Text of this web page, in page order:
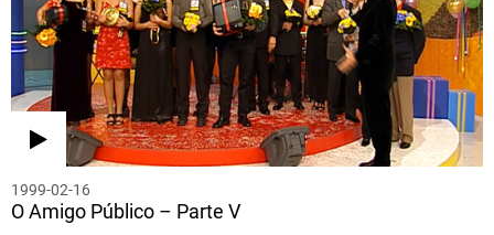
1999-02-16
O Amigo Público – Parte V